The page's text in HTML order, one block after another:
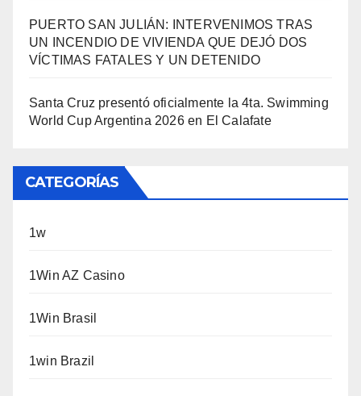
PUERTO SAN JULIÁN: INTERVENIMOS TRAS
UN INCENDIO DE VIVIENDA QUE DEJÓ DOS
VÍCTIMAS FATALES Y UN DETENIDO
Santa Cruz presentó oficialmente la 4ta. Swimming
World Cup Argentina 2026 en El Calafate
CATEGORÍAS
1w
1Win AZ Casino
1Win Brasil
1win Brazil